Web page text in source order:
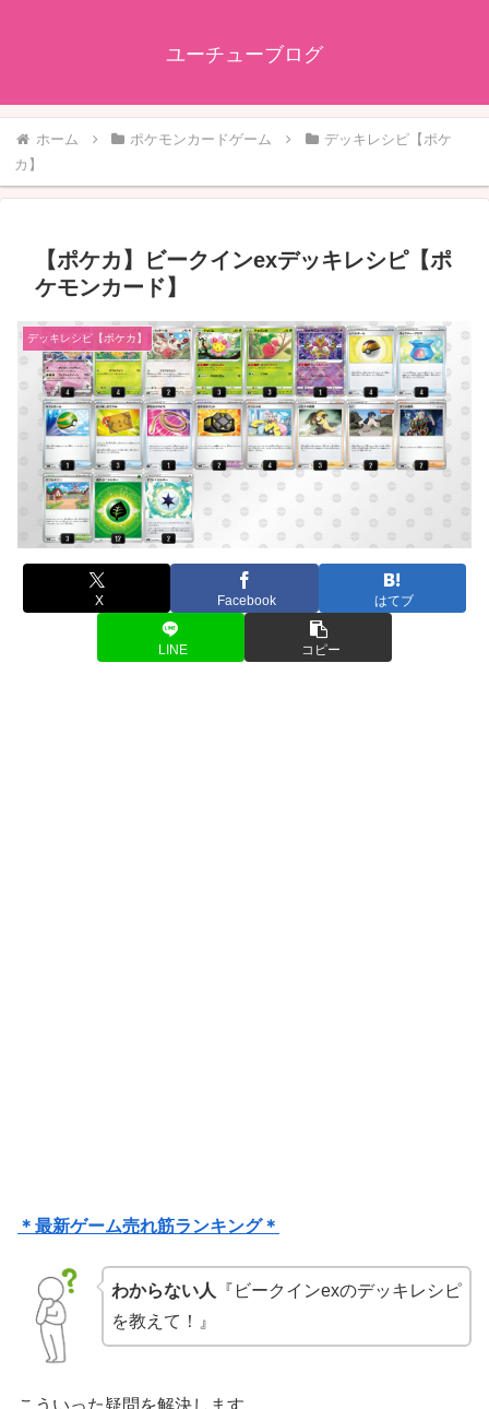
ユーチューブログ
ホーム ポケモンカードゲーム
デッキレシピ【ポケ
カ】
【ポケカ】ビークインexデッキレシピ【ポ
ケモンカード】
デッキレシピ【ポケカ】
X Facebook はてブ
LINE コピー
＊最新ゲーム売れ筋ランキング＊
わからない人 『ビークインexのデッキレシピ
を教えて！』
こういった疑問を解決します。